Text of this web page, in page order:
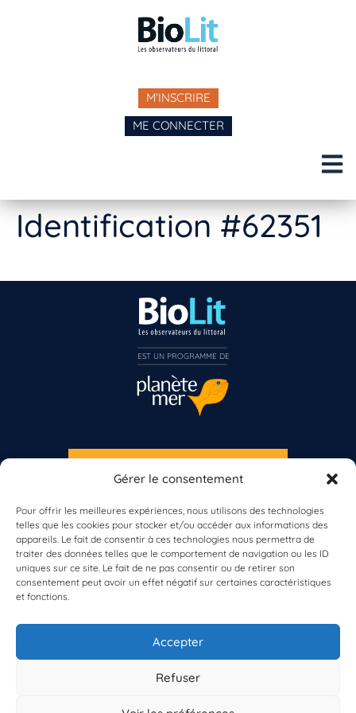
Gérer le consentement
Pour offrir les meilleures expériences, nous utilisons des technologies
telles que les cookies pour stocker et/ou accéder aux informations des
appareils. Le fait de consentir à ces technologies nous permettra de
traiter des données telles que le comportement de navigation ou les ID
uniques sur ce site. Le fait de ne pas consentir ou de retirer son
consentement peut avoir un effet négatif sur certaines caractéristiques
et fonctions.
Accepter
Refuser
M'INSCRIRE
ME CONNECTER
Identification #62351
À propos de BioLit
Vos données d'observation
Ressources
Résultats du programme
Contacts
S'INSCRIRE À LA NEWSLETTER
Vous n’êtes pas encore inscrit à Biolit ?
Inscrivez-vous dès maintenant